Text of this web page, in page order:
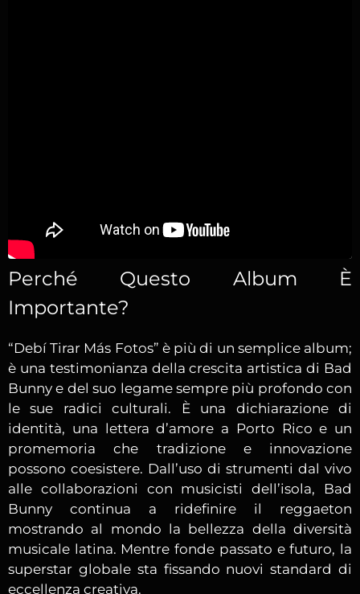
Perché Questo Album È
Importante?
“Debí Tirar Más Fotos” è più di un semplice album;
è una testimonianza della crescita artistica di Bad
Bunny e del suo legame sempre più profondo con
le sue radici culturali. È una dichiarazione di
identità, una lettera d’amore a Porto Rico e un
promemoria che tradizione e innovazione
possono coesistere. Dall’uso di strumenti dal vivo
alle collaborazioni con musicisti dell’isola, Bad
Bunny continua a ridefinire il reggaeton
mostrando al mondo la bellezza della diversità
musicale latina. Mentre fonde passato e futuro, la
superstar globale sta fissando nuovi standard di
eccellenza creativa.